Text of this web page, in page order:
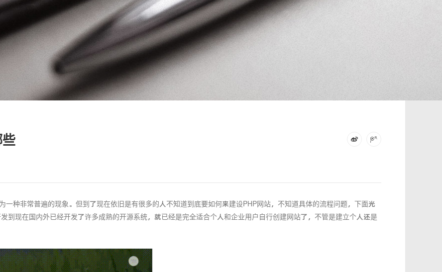
一种非常普遍的现象。但到了现在依旧是有很多的人不知道到底要如何来建设PHP网站，不知道具体的流程问题，下面光
到现在国内外已经开发了许多成熟的开源系统，就已经是完全适合个人和企业用户自行创建网站了，不管是建立个人还是